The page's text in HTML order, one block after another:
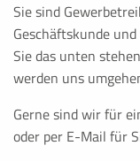
Sie sind
Geschäftskunde
Sie das unten
werden uns
Gerne sind wir für
oder per E-Mail für
dieses